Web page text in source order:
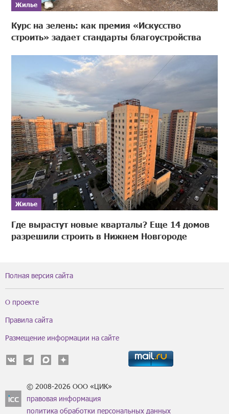
Жилье
Курс на зелень: как премия «Искусство
строить» задает стандарты благоустройства
Жилье
Где вырастут новые кварталы? Еще 14 домов
разрешили строить в Нижнем Новгороде
Полная версия сайта
О проекте
Правила сайта
Размещение информации на сайте
© 2008-2026 ООО «ЦИК»
правовая информация
политика обработки персональных данных